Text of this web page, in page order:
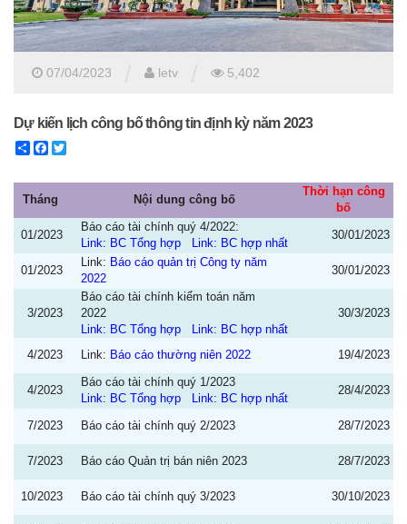
07/04/2023 letv 5,402
Dự kiến lịch công bố thông tin định kỳ năm 2023
ShareFacebook
Tháng Nội dung công bố
Thời hạn công
bố
01/2023
Báo cáo tài chính quý 4/2022:
Link: BC Tổng hợp
Link: BC hợp nhất
30/01/2023
01/2023
Link: Báo cáo quản trị Công ty năm
2022
30/01/2023
3/2023
Báo cáo tài chính kiểm toán năm
2022
Link: BC Tổng hợp
Link: BC hợp nhất
30/3/2023
4/2023 Link: Báo cáo thường niên 2022 19/4/2023
4/2023
Báo cáo tài chính quý 1/2023
Link: BC Tổng hợp
Link: BC hợp nhất
28/4/2023
7/2023 Báo cáo tài chính quý 2/2023 28/7/2023
7/2023 Báo cáo Quản trị bán niên 2023 28/7/2023
10/2023 Báo cáo tài chính quý 3/2023 30/10/2023